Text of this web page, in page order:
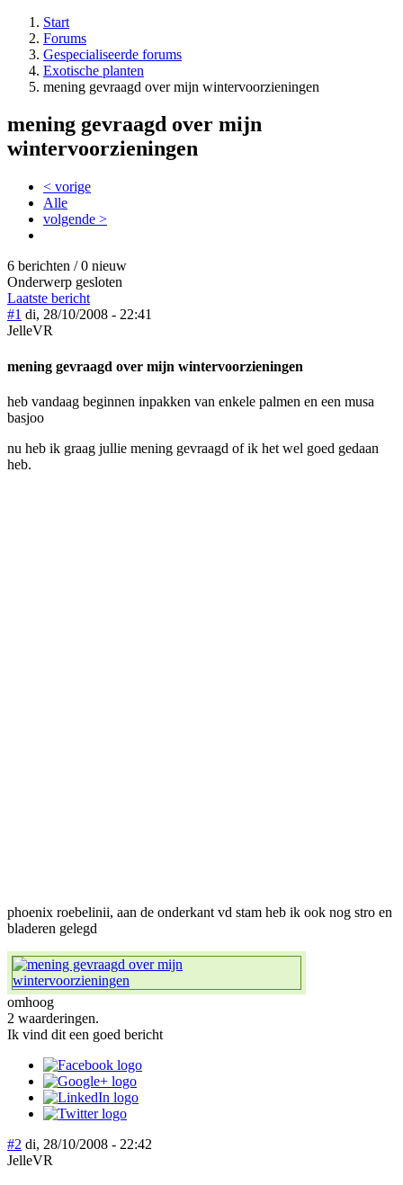
Start
Forums
Gespecialiseerde forums
Exotische planten
mening gevraagd over mijn wintervoorzieningen
mening gevraagd over mijn
wintervoorzieningen
< vorige
Alle
volgende >
6 berichten / 0 nieuw
Onderwerp gesloten
Laatste bericht
#1 di, 28/10/2008 - 22:41
JelleVR
mening gevraagd over mijn wintervoorzieningen
heb vandaag beginnen inpakken van enkele palmen en een musa
basjoo
nu heb ik graag jullie mening gevraagd of ik het wel goed gedaan
heb.
phoenix roebelinii, aan de onderkant vd stam heb ik ook nog stro en
bladeren gelegd
omhoog
2 waarderingen.
Ik vind dit een goed bericht
#2 di, 28/10/2008 - 22:42
JelleVR